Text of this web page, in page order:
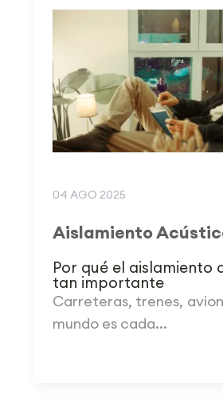
04 AGO 2025
Aislamiento
Por qué el aislamiento
tan importante
Carreteras, trenes,
mundo es cada...